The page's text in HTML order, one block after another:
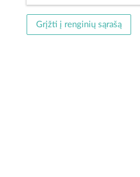
Grįžti į renginių sąrašą